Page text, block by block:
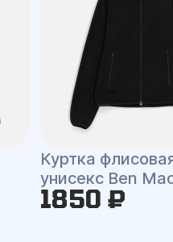
Куртка
унисекс Ben
1850 ₽